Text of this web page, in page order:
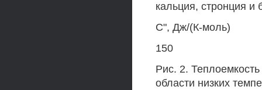
кальция, стронция и
С", Дж/(К-моль)
150
Рис. 2.
области низких